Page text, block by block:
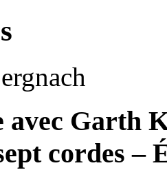
avec Garth
cordes –